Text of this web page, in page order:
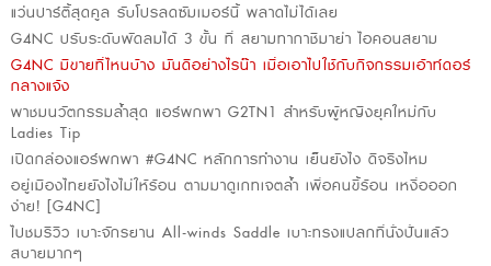
แว่นปาร์ตี้สุดคูล รับโปรลดซัมเมอร์นี้ พลาดไม่ได้เลย
G4NC ปรับระดับพัดลมได้ 3 ขั้น ที่ สยามทากาชิมาย่า ไอคอนสยาม
G4NC มีขายที่ไหนบ้าง มันดีอย่างไรน๊า เมื่อเอาไปใช้กับกิจกรรมเอ้าท์ดอร์
กลางแจ้ง
พาชมนวัตกรรมล้ำสุด แอร์พกพา G2TN1 สำหรับผู้หญิงยุคใหม่กับ
Ladies Tip
เปิดกล่องแอร์พกพา #G4NC หลักการทำงาน เย็นยังไง ดีจริงไหม
อยู่เมืองไทยยังไงไม่ให้ร้อน ตามมาดูเกทเจตล้ำ เพื่อคนขี้ร้อน เหงื่อออก
ง่าย! [G4NC]
ไปชมรีวิว เบาะจักรยาน All-winds Saddle เบาะทรงแปลกที่นั่งปั่นแล้ว
สบายมากๆ